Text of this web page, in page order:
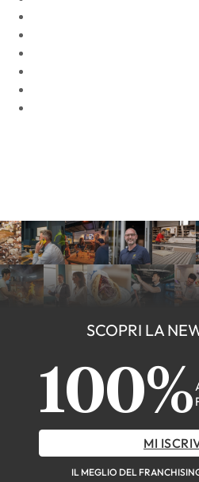
SCOPRI LA
100%
MI
IL MEGLIO DEL